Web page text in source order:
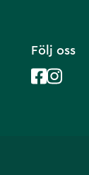
Följ oss